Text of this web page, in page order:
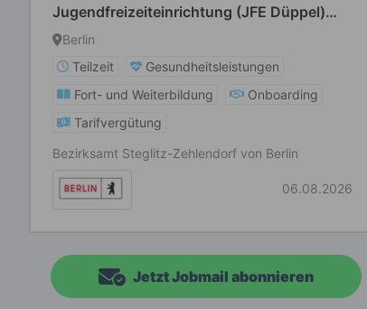
Jugendfreizeiteinrichtung (JFE Düppel)
(m/w/d) Teilzeit
Berlin
Teilzeit
Gesundheitsleistungen
Fort- und Weiterbildung
Onboarding
Tarifvergütung
Bezirksamt Steglitz-Zehlendorf von Berlin
06.08.2026
Jetzt Jobmail abonnieren